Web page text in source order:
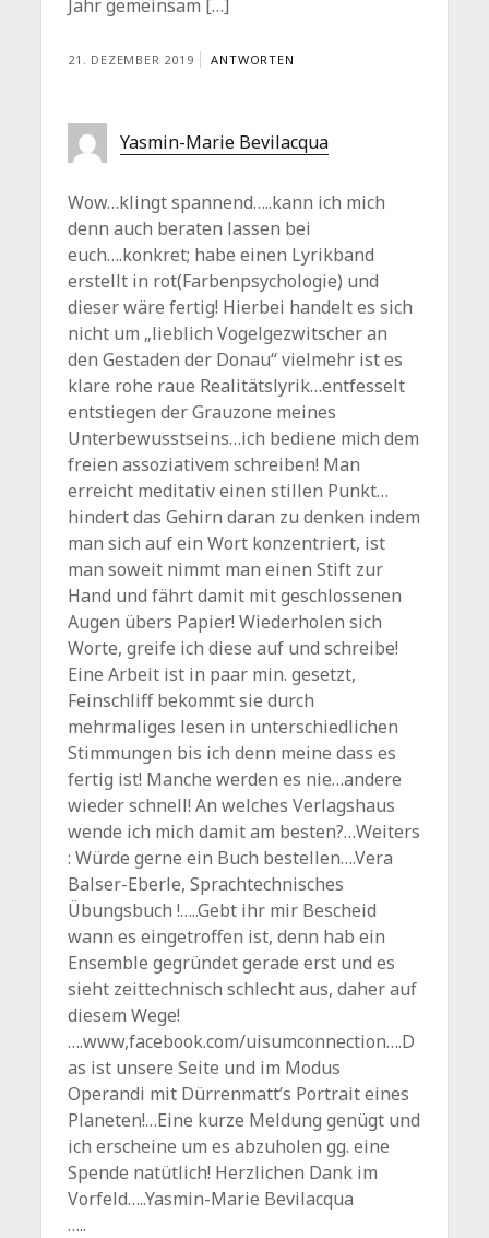
Jahr gemeinsam […]
21. DEZEMBER 2019 ANTWORTEN
Yasmin-Marie Bevilacqua
Wow…klingt spannend…..kann ich mich
denn auch beraten lassen bei
euch….konkret; habe einen Lyrikband
erstellt in rot(Farbenpsychologie) und
dieser wäre fertig! Hierbei handelt es sich
nicht um „lieblich Vogelgezwitscher an
den Gestaden der Donau“ vielmehr ist es
klare rohe raue Realitätslyrik…entfesselt
entstiegen der Grauzone meines
Unterbewusstseins…ich bediene mich dem
freien assoziativem schreiben! Man
erreicht meditativ einen stillen Punkt…
hindert das Gehirn daran zu denken indem
man sich auf ein Wort konzentriert, ist
man soweit nimmt man einen Stift zur
Hand und fährt damit mit geschlossenen
Augen übers Papier! Wiederholen sich
Worte, greife ich diese auf und schreibe!
Eine Arbeit ist in paar min. gesetzt,
Feinschliff bekommt sie durch
mehrmaliges lesen in unterschiedlichen
Stimmungen bis ich denn meine dass es
fertig ist! Manche werden es nie…andere
wieder schnell! An welches Verlagshaus
wende ich mich damit am besten?…Weiters
: Würde gerne ein Buch bestellen….Vera
Balser-Eberle, Sprachtechnisches
Übungsbuch !…..Gebt ihr mir Bescheid
wann es eingetroffen ist, denn hab ein
Ensemble gegründet gerade erst und es
sieht zeittechnisch schlecht aus, daher auf
diesem Wege!
….www,facebook.com/uisumconnection….D
as ist unsere Seite und im Modus
Operandi mit Dürrenmatt’s Portrait eines
Planeten!…Eine kurze Meldung genügt und
ich erscheine um es abzuholen gg. eine
Spende natütlich! Herzlichen Dank im
Vorfeld…..Yasmin-Marie Bevilacqua
…..